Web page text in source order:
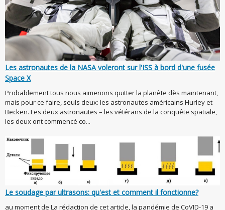
Les astronautes de la NASA voleront sur l'ISS à bord d'une fusée
Space X
Probablement tous nous aimerions quitter la planète dès maintenant,
mais pour ce faire, seuls deux: les astronautes américains Hurley et
Becken. Les deux astronautes – les vétérans de la conquête spatiale,
les deux ont commencé co...
Le soudage par ultrasons: qu'est et comment il fonctionne?
au moment de La rédaction de cet article, la pandémie de CoVID-19 a